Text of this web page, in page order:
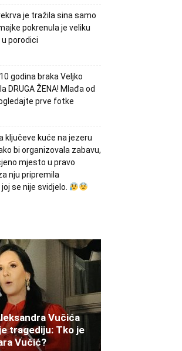
je tražila sina samo
pokrenula je veliku
porodici
godina braka Veljko
DRUGA ŽENA! Mlađa od
prve fotke
ključeve kuće na jezeru
bi organizovala zabavu,
mjesto u pravo
nju pripremila
se nije svidjelo.
Vučića
tragediju: Tko je
Vučić?